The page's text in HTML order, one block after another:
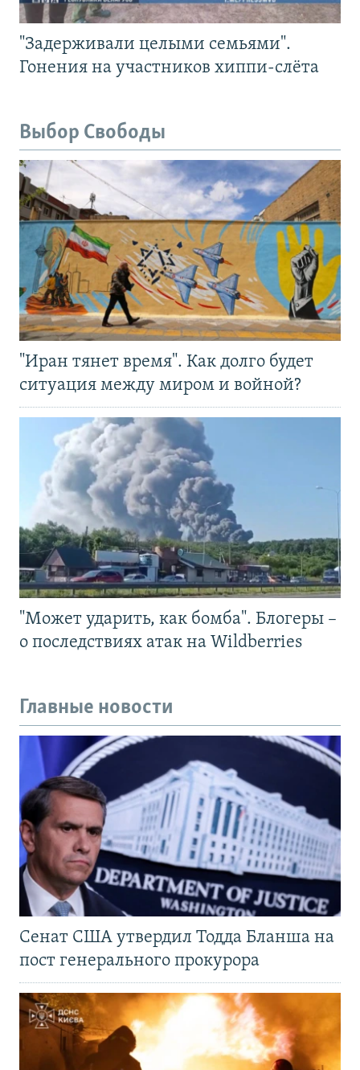
"Задерживали целыми семьями".
Гонения на участников хиппи-слёта
Выбор Свободы
"Иран тянет время". Как долго будет
ситуация между миром и войной?
"Может ударить, как бомба". Блогеры –
о последствиях атак на Wildberries
Главные новости
Сенат США утвердил Тодда Бланша на
пост генерального прокурора